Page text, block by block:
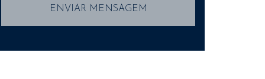
ENVIAR MENSAGEM